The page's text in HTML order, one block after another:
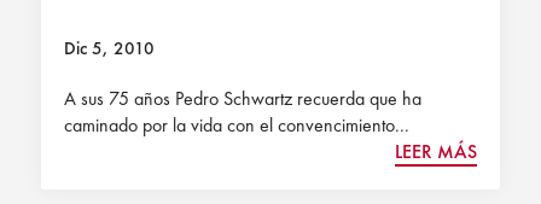
Dic 5, 2010
A sus 75 años Pedro Schwartz recuerda que ha
caminado por la vida con el convencimiento...
LEER MÁS